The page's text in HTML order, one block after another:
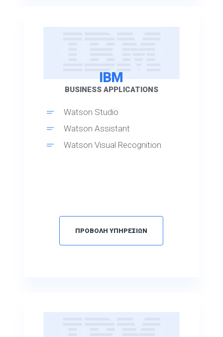
IBM
BUSINESS APPLICATIONS
Watson Studio
Watson Assistant
Watson Visual Recognition
ΠΡΟΒΟΛΗ ΥΠΗΡΕΣΙΩΝ